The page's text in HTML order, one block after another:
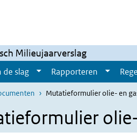
Milieujaarverslag
de slag Rapporteren
Mutatieformulier olie- en